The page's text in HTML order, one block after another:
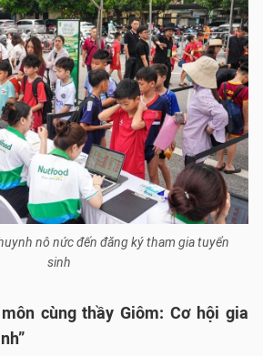
nô nức đến đăng ký tham gia tuyển
sinh
cùng thầy Giôm: Cơ hội gia